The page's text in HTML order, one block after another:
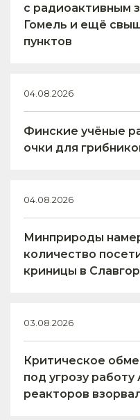
с радиоактивным
Гомель и ещё
пунктов
04.08.2026
Финские учёные
очки для
04.08.2026
Минприроды
количество
криницы в
03.08.2026
Критическое
под угрозу
реакторов